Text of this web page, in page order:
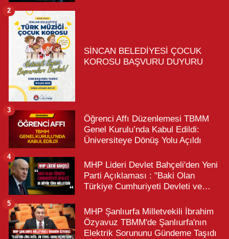
SİNCAN BELEDİYESİ ÇOCUK
KOROSU BAŞVURU DUYURU
2
Öğrenci Affı Düzenlemesi TBMM
Genel Kurulu’nda Kabul Edildi:
Üniversiteye Dönüş Yolu Açıldı
3
MHP Lideri Devlet Bahçeli'den Yeni
Parti Açıklaması : "Baki Olan
Türkiye Cumhuriyeti Devleti ve
4
MHP Şanlıurfa Milletvekili İbrahim
Özyavuz TBMM'de Şanlıurfa'nın
Elektrik Sorununu Gündeme Taşıdı
5